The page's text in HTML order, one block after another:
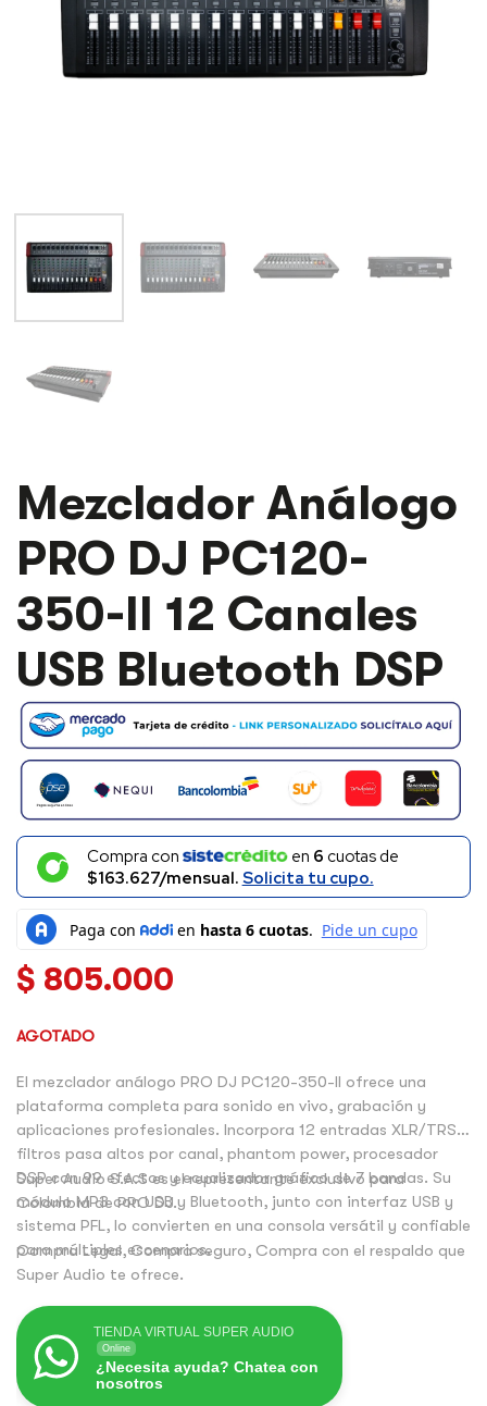
Mezclador Análogo
PRO DJ PC120-
350-II 12 Canales
USB Bluetooth DSP
Compra con en 6 cuotas de
$163.627/mensual. Solicita tu cupo.
$ 805.000
AGOTADO
El mezclador análogo PRO DJ PC120-350-II ofrece una
plataforma completa para sonido en vivo, grabación y
aplicaciones profesionales. Incorpora 12 entradas XLR/TRS,
filtros pasa altos por canal, phantom power, procesador
DSP con 99 efectos y ecualizador gráfico de 7 bandas. Su
módulo MP3 con USB y Bluetooth, junto con interfaz USB y
sistema PFL, lo convierten en una consola versátil y confiable
para múltiples escenarios.
Super Audio S.A.S es el representante exclusivo para
Colombia de PRO DJ.
Compra Legal, Compra seguro, Compra con el respaldo que
Super Audio te ofrece.
TIENDA VIRTUAL SUPER AUDIO
Online
¿Necesita ayuda? Chatea con
nosotros